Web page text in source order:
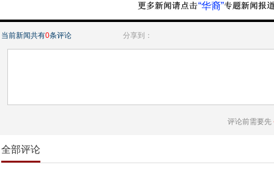
“华裔”
当前新闻共有0条评论 分享到：
评论前需要先
全部评论